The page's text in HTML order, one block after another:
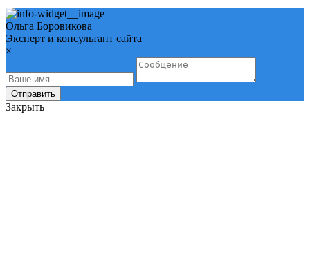
Ольга Боровикова
Эксперт и консультант сайта
×
Отправить
Закрыть